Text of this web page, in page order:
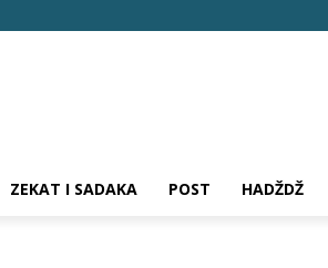
ZEKAT I SADAKA POST HADŽDŽ